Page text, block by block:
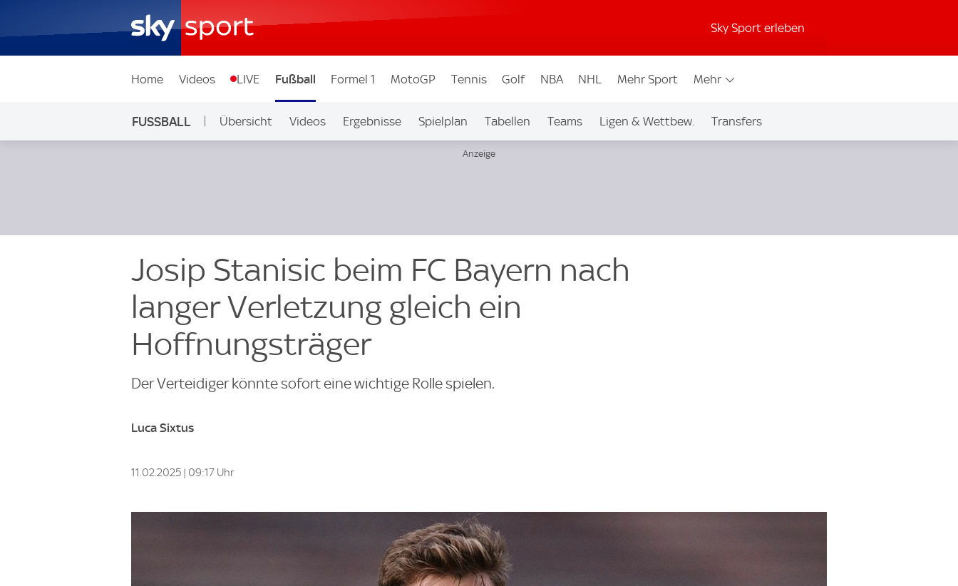
Sky Sport erleben
Home Videos LIVE Fußball Formel 1 MotoGP Tennis Golf NBA NHL Mehr Sport Mehr
FUSSBALL Übersicht Videos Ergebnisse Spielplan Tabellen Teams Ligen & Wettbew. Transfers
Josip Stanisic beim FC Bayern nach
langer Verletzung gleich ein
Hoffnungsträger
Der Verteidiger könnte sofort eine wichtige Rolle spielen.
Luca Sixtus
11.02.2025 | 09:17 Uhr